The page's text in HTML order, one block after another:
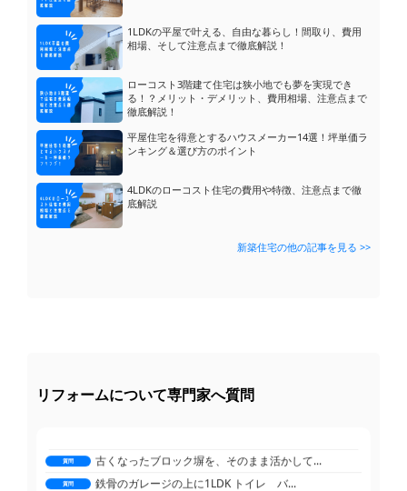
1LDKの平屋で叶える、自由な暮らし！間取り、費用
相場、そして注意点まで徹底解説！
ローコスト3階建て住宅は狭小地でも夢を実現でき
る！？メリット・デメリット、費用相場、注意点まで
徹底解説！
平屋住宅を得意とするハウスメーカー14選！坪単価ラ
ンキング＆選び方のポイント
4LDKのローコスト住宅の費用や特徴、注意点まで徹
底解説
新築住宅の他の記事を見る >>
リフォームについて専門家へ質問
駐車場のコンクリートにカーポート屋根を後...
質問 築40年の家の外構リフォーム、ブロック塀...
古くなったブロック塀を、そのまま活かして...
鉄骨のガレージの上に1LDK トイレ バ...
質問 鉄製のフェンスをアルミ製のフェンスに交換...
質問 古くなったブロック塀を、そのまま活かして...
質問 鉄骨のガレージの上に1LDK トイレ バ...